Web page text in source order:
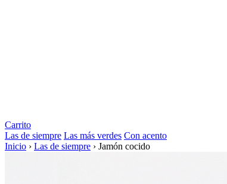
Carrito
Las de siempre Las más verdes Con acento
Inicio › Las de siempre › Jamón cocido